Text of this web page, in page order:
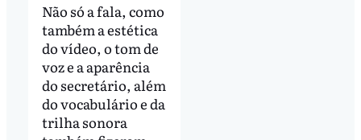
Não só a fala, como
também a estética
do vídeo, o tom de
voz e a aparência
do secretário, além
do vocabulário e da
trilha sonora